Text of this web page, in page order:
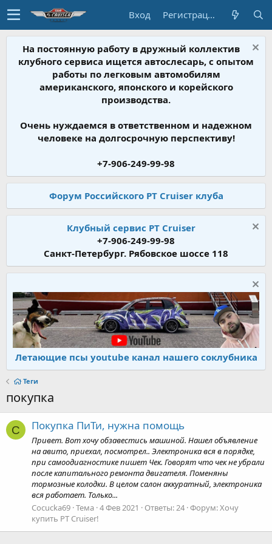
Вход Регистрация
На постоянную работу в дружный коллектив
клубного сервиса ищется автослесарь, с опытом
работы по легковым автомобилям
американского, японского и корейского
производства.
Очень нуждаемся в ответственном и надежном
человеке на долгосрочную перспективу!
+7-906-249-99-98
Форум Российского PT Cruiser клуба
Клубный сервис PT Cruiser
+7-906-249-99-98
Санкт-Петербург. Рябовское шоссе 118
Летающие псы youtube канал нашего соклубника
Теги
покупка
C Покупка ПиТи, нужна помощь
Привет. Вот хочу обзавестись машиной. Нашел объявление
на авито, приехал, посмотрел.. Электроника вся в порядке,
при самоодиагностике пишет Чек. Говорят что чек не убрали
после капитального ремонта двигателя. Поменяны
тормозные колодки. В целом салон аккуратный, электроника
вся работает. Только...
Cocucka69 Тема 4 Фев 2021 Ответы: 24 Форум:Хочу
купить PT Cruiser!